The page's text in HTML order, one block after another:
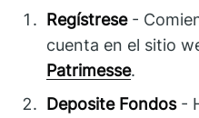
Regístrese-
cuenta en el sitio
Patrimesse.
Deposite Fondos-